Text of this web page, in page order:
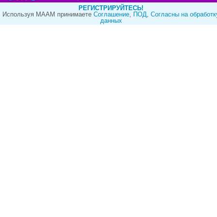
РЕГИСТРИРУЙТЕСЬ!
Используя МААМ принимаете Cоглашение, ПОД, Согласны на
данных